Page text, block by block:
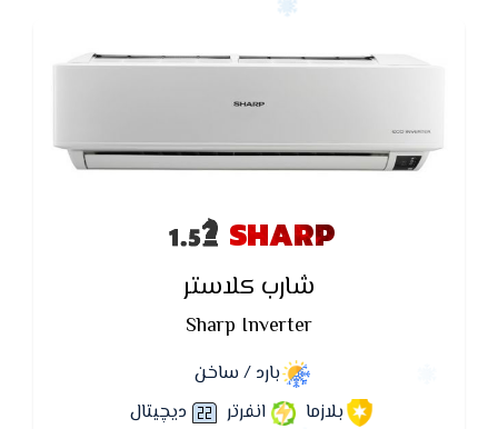
SHARP
شارب كلاستر
Sharp Inverter
بارد / ساخن
بلازما
انفرتر ديچيتال